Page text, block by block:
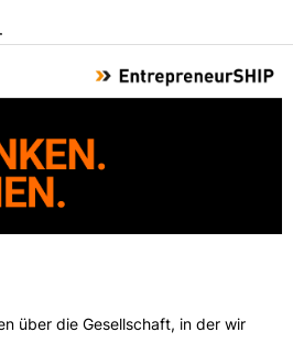
über die Gesellschaft, in der wir